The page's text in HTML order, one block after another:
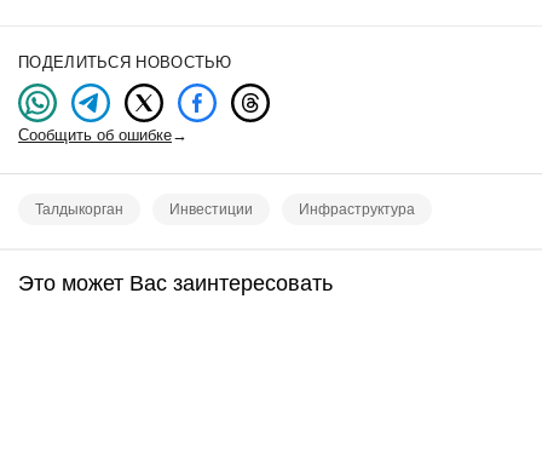
ПОДЕЛИТЬСЯ НОВОСТЬЮ
Сообщить об ошибке→
Талдыкорган Инвестиции Инфраструктура
Это может Вас заинтересовать